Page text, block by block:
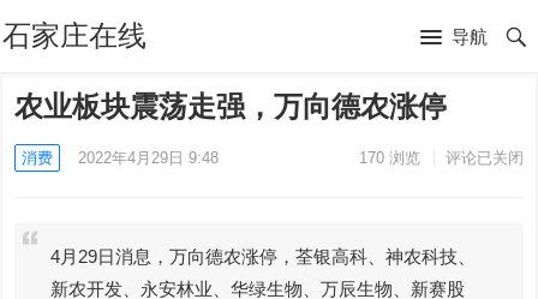
石家庄在线 导航
农业板块震荡走强，万向德农涨停
消费 2022年4月29日 9:48 170浏览 评论已关闭
4月29日消息，万向德农涨停，荃银高科、神农科技、
新农开发、永安林业、华绿生物、万辰生物、新赛股